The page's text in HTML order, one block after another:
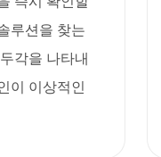
루션을 찾는
각을 나타내
이 이상적인